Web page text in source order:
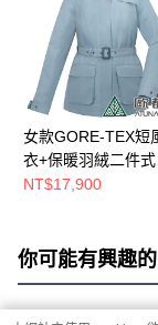
女款GORE-TEX短
衣+保暖羽絨二件式
套(A1GT2503W霧
NT$17,900
你可能有興趣